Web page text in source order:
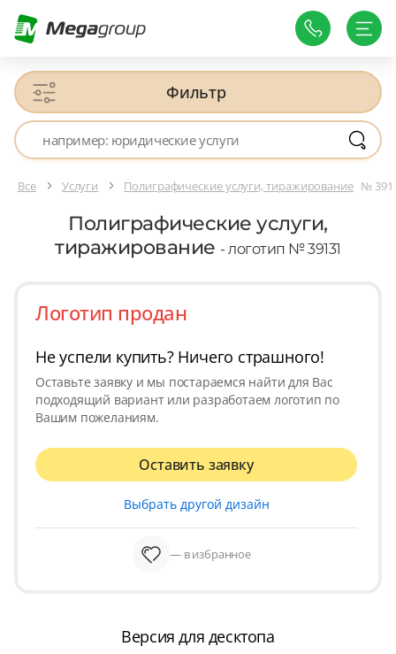
Фильтр
Все Услуги Полиграфические услуги, тиражирование №
Полиграфические услуги,
тиражирование - логотип № 39131
Логотип продан
Не успели купить? Ничего страшного!
Оставьте заявку и мы постараемся найти для Вас
подходящий вариант или разработаем логотип по
Вашим пожеланиям.
Оставить заявку
Выбрать другой дизайн
— в избранное
Версия для десктопа